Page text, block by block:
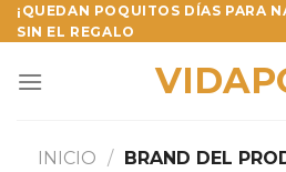
Skip
to
¡QUEDAN POQUITOS DÍAS PARA
SIN EL REGALO
INICIO / BRAND DEL